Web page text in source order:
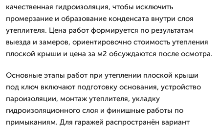
качественная гидроизоляция, чтобы исключить
промерзание и образование конденсата внутри слоя
утеплителя. Цена работ формируется по результатам
выезда и замеров, ориентировочно стоимость утепления
плоской крыши и цена за м2 обсуждаются после осмотра.
Основные этапы работ при утеплении плоской крыши
под ключ включают подготовку основания, устройство
пароизоляции, монтаж утеплителя, укладку
гидроизоляционного слоя и финишные работы по
примыканиям. Для гаражей распространён вариант